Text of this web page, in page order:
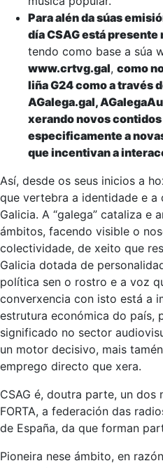
Para alén da súas
día CSAG está presente
tendo como base a súa
www.crtvg.gal, como
liña G24 como a través
AGalega.gal,
xerando novos
especificamente a
que incentivan a
Así, desde os seus inicios a
que vertebra a identidade e
Galicia. A “galega” cataliza e
ámbitos, facendo visible o
colectividade, de xeito que
Galicia dotada de
política sen o rostro e a voz
converxencia con isto está a
estrutura económica do país,
significado no sector
un motor decisivo, mais
emprego directo que xera.
CSAG é, doutra parte, un dos
FORTA, a federación das
de España, da que forman
Pioneira nese ámbito, en